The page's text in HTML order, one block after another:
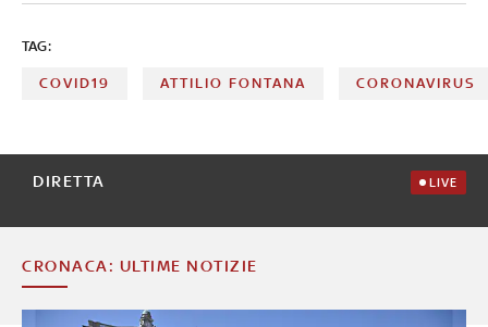
TAG:
COVID19 ATTILIO FONTANA CORONAVIRUS
DIRETTA LIVE
CRONACA: ULTIME NOTIZIE